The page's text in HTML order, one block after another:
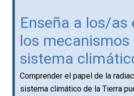
Enseña a los/as
los mecanismos
sistema
Comprender el papel de la
sistema climático de la Tierra